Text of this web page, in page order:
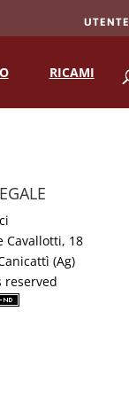
UTENTE
RICAMI
Cavallotti, 18
(Ag)
reserved